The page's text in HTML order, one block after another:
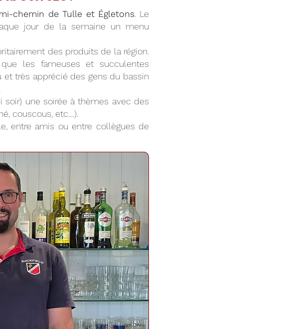
chemin de Tulle et Égletons . Le
jour de la semaine un menu
des produits de la région.
les fameuses et succulentes
très apprécié des gens du bassin
soir) une soirée à thèmes avec des
couscous, etc....).
entre amis ou entre collègues de